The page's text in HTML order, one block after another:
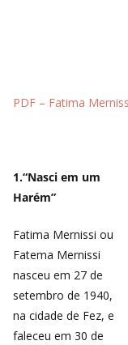
PDF – Fatima
1.“Nasci em um
Harém”
Fatima Mernissi ou
Fatema Mernissi
nasceu em 27 de
setembro de 1940,
na cidade de Fez, e
faleceu em 30 de